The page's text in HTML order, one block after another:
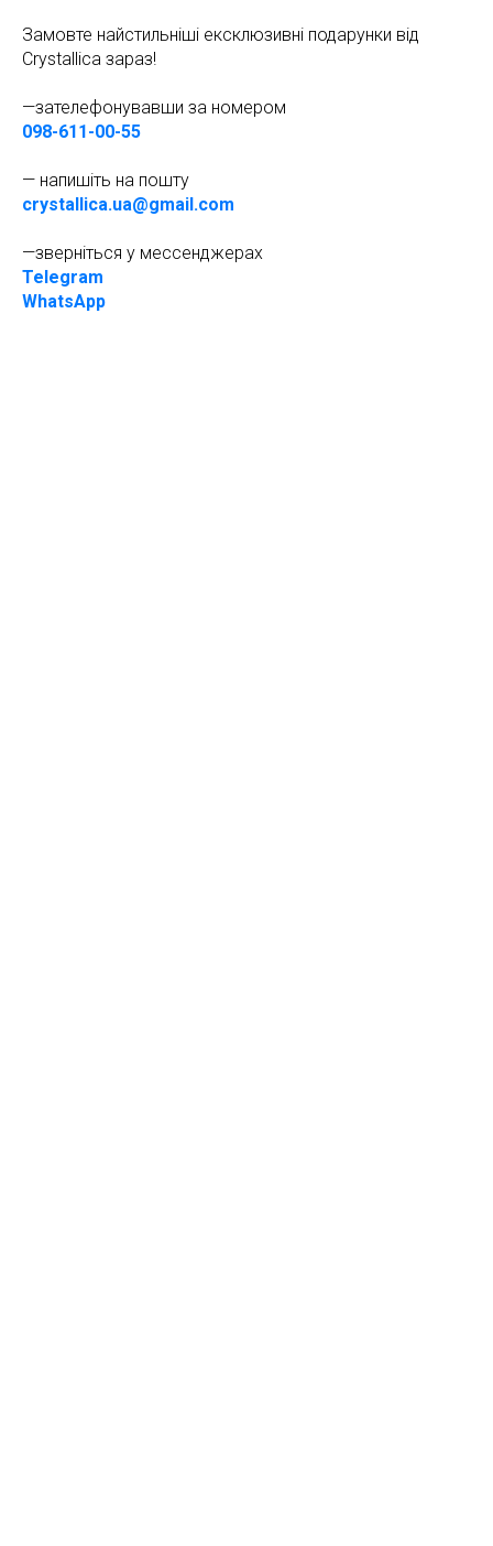
Замовте найстильніші ексклюзивні подарунки від
Crystallica зараз!
—зателефонувавши за номером
098-611-00-55
— напишіть на пошту
crystallica.ua@gmail.com
—зверніться у мессенджерах
Telegram
WhatsApp